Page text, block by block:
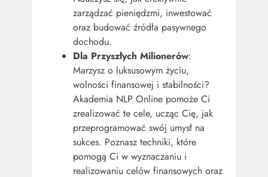
zarządzać pieniędzmi, inwestować
oraz budować źródła pasywnego
dochodu.
Dla Przyszłych Milionerów:
Marzysz o luksusowym życiu,
wolności finansowej i stabilności?
Akademia NLP Online pomoże Ci
zrealizować te cele, ucząc Cię, jak
przeprogramować swój umysł na
sukces. Poznasz techniki, które
pomogą Ci w wyznaczaniu i
realizowaniu celów finansowych oraz